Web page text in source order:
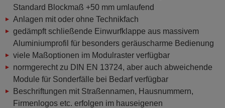
Standard Blockmaß +50 mm umlaufend
Anlagen mit oder ohne Technikfach
gedämpft schließende Einwurfklappe aus massivem
Aluminiumprofil für besonders geräuscharme Bedienung
viele Maßoptionen im Modulraster verfügbar
normgerecht zu DIN EN 13724, aber auch abweichende
Module für Sonderfälle bei Bedarf verfügbar
Beschriftungen mit Straßennamen, Hausnummern,
Firmenlogos etc. erfolgen im hauseigenen